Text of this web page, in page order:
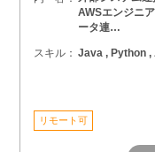
AWSエンジニ
ータ連…
スキル： Java , Python ,
リモート可